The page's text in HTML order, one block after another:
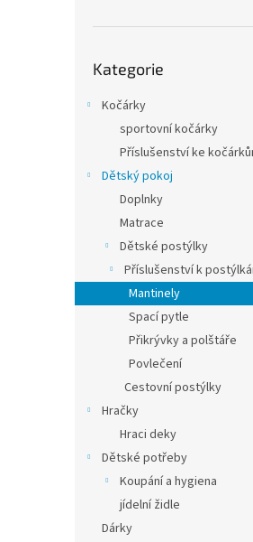
kategorie
Kategorie
Kočárky
sportovní kočárky
Příslušenství ke
Dětský pokoj
Doplnky
Matrace
Dětské postýlky
Příslušenství k
Mantinely
Spací pytle
Přikrývky a polštáře
Povlečení
Cestovní postýlky
Hračky
Hraci deky
Dětské potřeby
Koupání a hygiena
jídelní židle
Dárky